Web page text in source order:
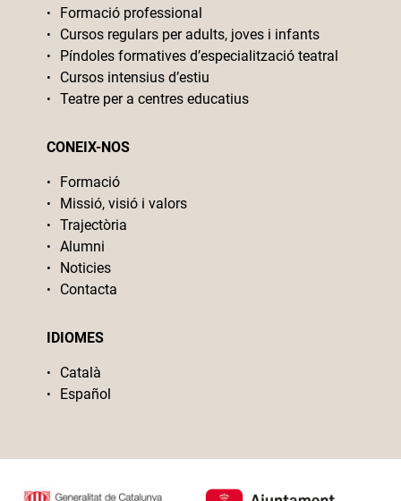
Formació professional
Cursos regulars per adults, joves i infants
Píndoles formatives d’especialització teatral
Cursos intensius d’estiu
Teatre per a centres educatius
CONEIX-NOS
Formació
Missió, visió i valors
Trajectòria
Alumni
Noticies
Contacta
IDIOMES
Català
Español